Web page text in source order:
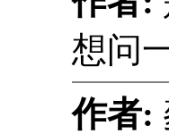
想问
作者: